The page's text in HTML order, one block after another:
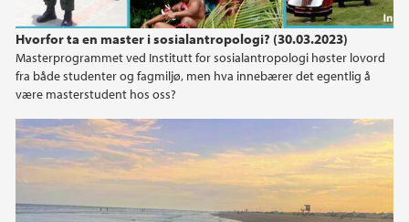
Hvorfor ta en master i sosialantropologi? (30.03.2023)
Masterprogrammet ved Institutt for sosialantropologi høster lovord
fra både studenter og fagmiljø, men hva innebærer det egentlig å
være masterstudent hos oss?